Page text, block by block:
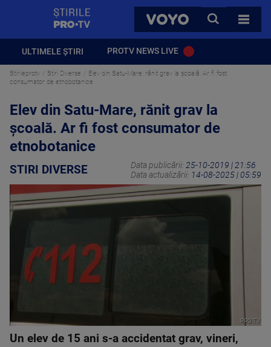
VOYO
CAUTA
TOATE
ULTIMELE ȘTIRI PROTV NEWS LIVE
Stirileprotv Stiri Diverse
Elev din Satu-Mare, rănit grav la școală. Ar fi fost
consumator de etnobotanice
Elev din Satu-Mare, rănit grav la
școală. Ar fi fost consumator de
etnobotanice
STIRI DIVERSE Data publicării: 25-10-2019 | 21:56
Data actualizării: 14-08-2025 | 05:59
PRO TV
Un elev de 15 ani s-a accidentat grav, vineri,